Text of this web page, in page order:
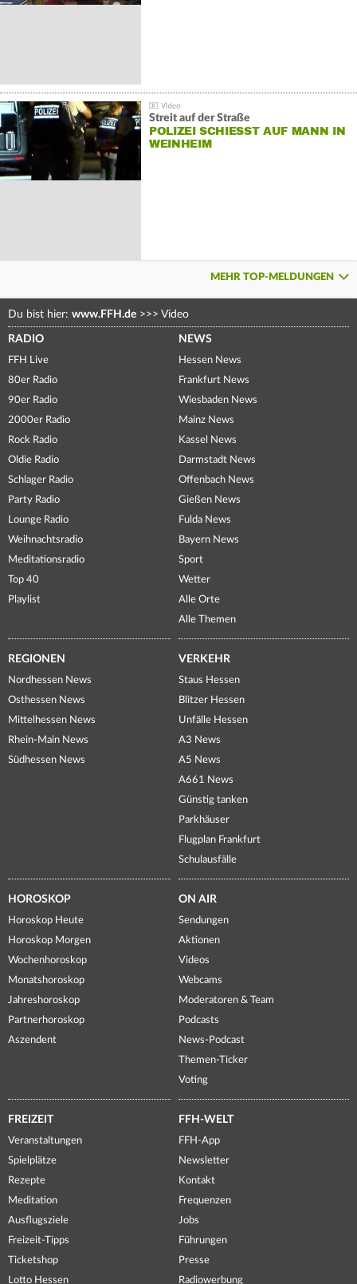
Streit auf der Straße
POLIZEI SCHIESST AUF MANN IN W
EINHEIM
MEHR TOP-MELDUNGEN
Du bist hier: www.FFH.de >>> Video
RADIO
FFH Live
80er Radio
90er Radio
2000er Radio
Rock Radio
Oldie Radio
Schlager Radio
Party Radio
Lounge Radio
Weihnachtsradio
Meditationsradio
Top 40
Playlist
NEWS
Hessen News
Frankfurt News
Wiesbaden News
Mainz News
Kassel News
Darmstadt News
Offenbach News
Gießen News
Fulda News
Bayern News
Sport
Wetter
Alle Orte
Alle Themen
REGIONEN
Nordhessen News
Osthessen News
Mittelhessen News
Rhein-Main News
Südhessen News
VERKEHR
Staus Hessen
Blitzer Hessen
Unfälle Hessen
A3 News
A5 News
A661 News
Günstig tanken
Parkhäuser
Flugplan Frankfurt
Schulausfälle
HOROSKOP
Horoskop Heute
Horoskop Morgen
Wochenhoroskop
Monatshoroskop
Jahreshoroskop
Partnerhoroskop
Aszendent
ON AIR
Sendungen
Aktionen
Videos
Webcams
Moderatoren & Team
Podcasts
News-Podcast
Themen-Ticker
Voting
FREIZEIT
Veranstaltungen
Spielplätze
Rezepte
Meditation
Ausflugsziele
Freizeit-Tipps
Ticketshop
Lotto Hessen
FFH-WELT
FFH-App
Newsletter
Kontakt
Frequenzen
Jobs
Führungen
Presse
Radiowerbung